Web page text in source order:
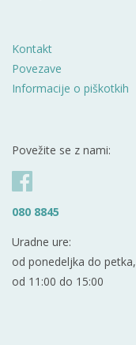
Kontakt
Povezave
Informacije o piškotkih
Povežite se z nami:
080 8845
Uradne ure:
od ponedeljka do petka,
od 11:00 do 15:00